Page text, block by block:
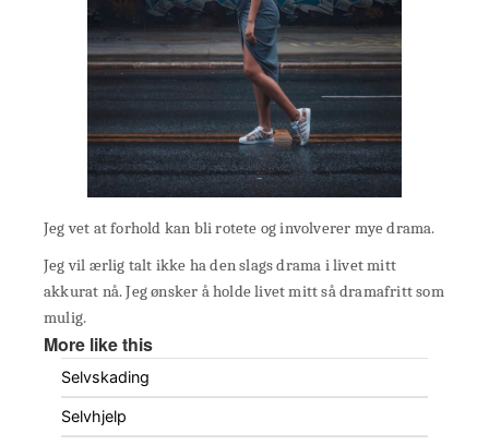
Jeg vet at forhold kan bli rotete og involverer mye drama.
Jeg vil ærlig talt ikke ha den slags drama i livet mitt
akkurat nå. Jeg ønsker å holde livet mitt så dramafritt som
mulig.
More like this
Selvskading
Selvhjelp